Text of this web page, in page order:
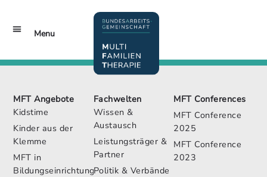
Menu
MFT Angebote
Kidstime
Kinder aus der
Klemme
MFT in
Bildungseinrichtungen
Fachwelten
Wissen &
Austausch
Leistungsträger &
Partner
Politik & Verbände
MFT Conferences
MFT Conference
2025
MFT Conference
2023